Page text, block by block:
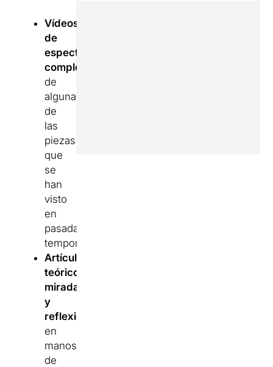
Vídeos
de
espectáculos
completos
de
algunas
de
las
piezas
que
se
han
visto
en
pasadas
temporadas
Artículos
teóricos,
miradas
y
reflexiones
en
manos
de